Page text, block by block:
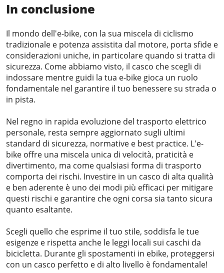
In conclusione
Il mondo dell'e-bike, con la sua miscela di ciclismo
tradizionale e potenza assistita dal motore, porta sfide e
considerazioni uniche, in particolare quando si tratta di
sicurezza. Come abbiamo visto, il casco che scegli di
indossare mentre guidi la tua e-bike gioca un ruolo
fondamentale nel garantire il tuo benessere su strada o
in pista.
Nel regno in rapida evoluzione del trasporto elettrico
personale, resta sempre aggiornato sugli ultimi
standard di sicurezza, normative e best practice. L'e-
bike offre una miscela unica di velocità, praticità e
divertimento, ma come qualsiasi forma di trasporto
comporta dei rischi. Investire in un casco di alta qualità
e ben aderente è uno dei modi più efficaci per mitigare
questi rischi e garantire che ogni corsa sia tanto sicura
quanto esaltante.
Scegli quello che esprime il tuo stile, soddisfa le tue
esigenze e rispetta anche le leggi locali sui caschi da
bicicletta. Durante gli spostamenti in ebike, proteggersi
con un casco perfetto e di alto livello è fondamentale!